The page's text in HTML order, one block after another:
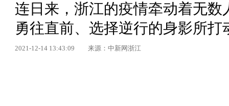
连日来，浙江的疫情牵动着无
勇往直前、选择逆行的身影所打
2021-12-14 13:43:09 来源：中新网浙江